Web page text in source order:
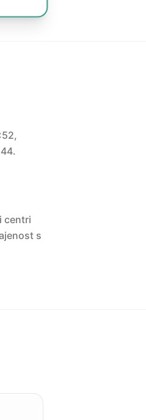
centri
s